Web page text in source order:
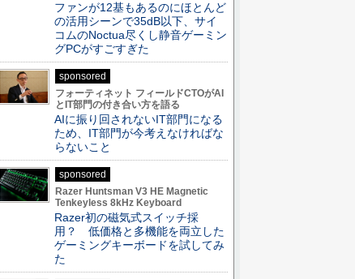
ファンが12基もあるのにほとんど
の活用シーンで35dB以下、サイ
コムのNoctua尽くし静音ゲーミン
グPCがすごすぎた
sponsored
フォーティネット フィールドCTOがAI
とIT部門の付き合い方を語る
AIに振り回されないIT部門になる
ため、IT部門が今考えなければな
らないこと
sponsored
Razer Huntsman V3 HE Magnetic
Tenkeyless 8kHz Keyboard
Razer初の磁気式スイッチ採
用？ 低価格と多機能を両立した
ゲーミングキーボードを試してみ
た